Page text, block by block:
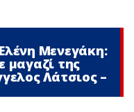
Μενεγάκη:
μαγαζί της
Λάτσιος –